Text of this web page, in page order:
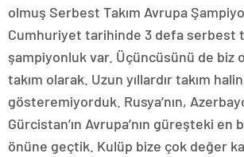
olmuş Serbest Takım Avrupa
Cumhuriyet tarihinde 3 defa serbest
şampiyonluk var. Üçüncüsünü de biz
takım olarak. Uzun yıllardır takım
gösteremiyorduk. Rusya’nın,
Gürcistan’ın Avrupa’nın güreşteki en
önüne geçtik. Kulüp bize çok değer